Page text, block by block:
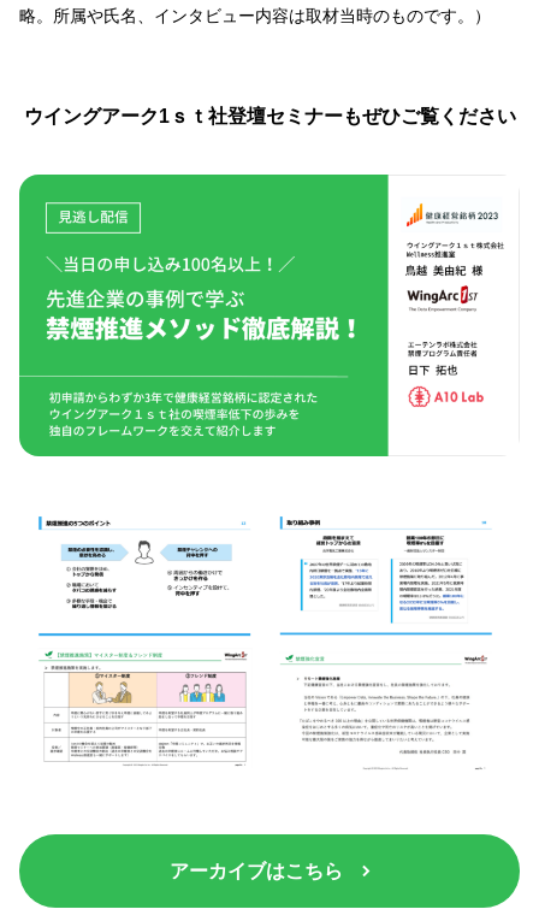
略。所属や氏名、インタビュー内容は取材当時のものです。）
ウイングアーク1ｓｔ社登壇セミナーもぜひご覧ください
アーカイブはこちら